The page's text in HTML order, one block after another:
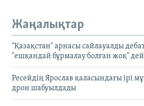
Жаңалықтар
"Қазақстан" арнасы сайлауалды
"ешқандай бұрмалау болған жоқ"
Ресейдің Ярослав қаласындағы ірі
дрон шабуылдады